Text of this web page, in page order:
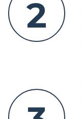
2